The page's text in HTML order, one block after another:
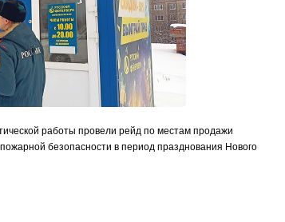
работы провели рейд по местам продажи
безопасности в период празднования Нового